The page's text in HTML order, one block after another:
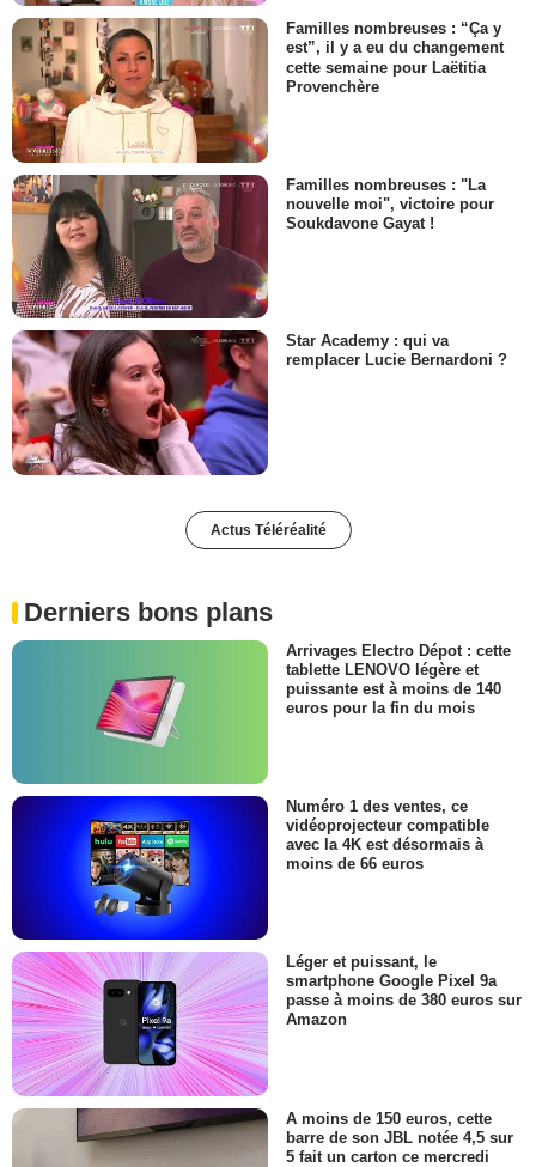
Familles nombreuses : “Ça y
est”, il y a eu du changement
cette semaine pour Laëtitia
Provenchère
Familles nombreuses : "La
nouvelle moi", victoire pour
Soukdavone Gayat !
Star Academy : qui va
remplacer Lucie Bernardoni ?
Actus Téléréalité
Derniers bons plans
Arrivages Electro Dépot : cette
tablette LENOVO légère et
puissante est à moins de 140
euros pour la fin du mois
Numéro 1 des ventes, ce
vidéoprojecteur compatible
avec la 4K est désormais à
moins de 66 euros
Léger et puissant, le
smartphone Google Pixel 9a
passe à moins de 380 euros sur
Amazon
A moins de 150 euros, cette
barre de son JBL notée 4,5 sur
5 fait un carton ce mercredi